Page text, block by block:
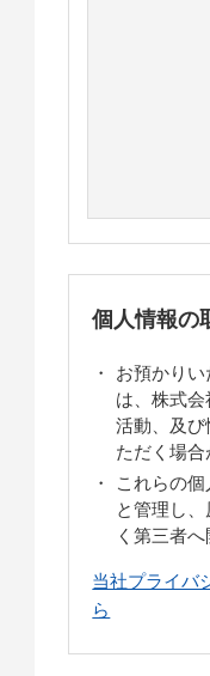
個人情報の
お預かり
は、株式
活動、及
ただく場合
これらの
と管理し
く第三者
当社プライバ
ら